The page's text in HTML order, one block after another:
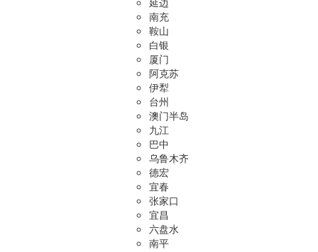
南充
鞍山
白银
厦门
阿克苏
伊犁
台州
澳门半岛
九江
巴中
乌鲁木齐
德宏
宜春
张家口
宜昌
六盘水
南平